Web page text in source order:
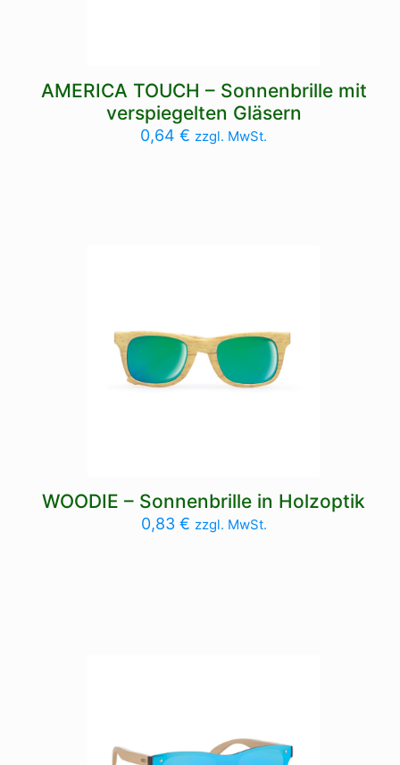
AMERICA TOUCH – Sonnenbrille mit
verspiegelten Gläsern
0,64€ zzgl. MwSt.
WOODIE – Sonnenbrille in Holzoptik
0,83 € zzgl. MwSt.